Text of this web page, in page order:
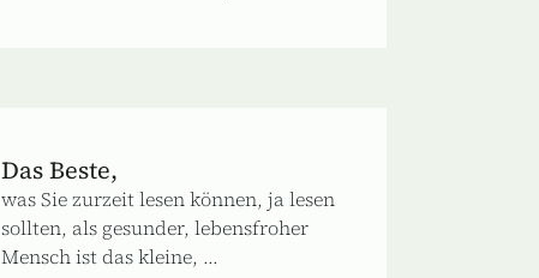
Das Beste,
was Sie zurzeit lesen können, ja lesen
sollten, als gesunder, lebensfroher
Mensch ist das kleine, ...